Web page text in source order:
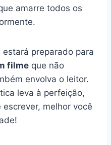
amarre todos os
preparado para
filme que não
envolva o leitor.
leva à perfeição,
melhor você